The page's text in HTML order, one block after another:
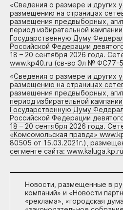
«Сведения о размере и других
размещению на страницах
размещения предвыборных,
период избирательной
Государственную Думу
Российской Федерации
18 – 20 сентября 2026 года.
www.kp40.ru (св-во Эл № ФС77-
«Сведения о размере и других
размещению на страницах
размещения предвыборных,
период избирательной
Государственную Думу
Российской Федерации
18 – 20 сентября 2026 года.
«Комсомольская правда»
80505 от 15.03.2021г.),
сегменте сайта: www.kaluga.kp.ru
Новости, размещенные в
компаний» и «Новости
«реклама», «городская